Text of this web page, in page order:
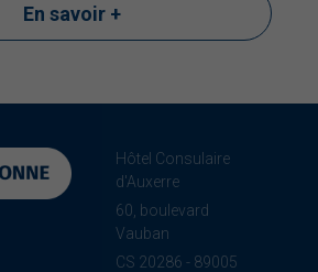
En savoir +
Hôtel Consulaire
d'Auxerre
60, boulevard
Vauban
CS 20286 - 89005